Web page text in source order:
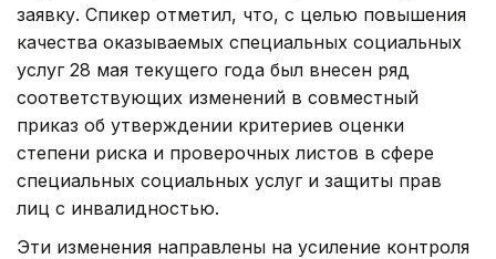
заявку. Спикер отметил, что, с целью повышения
качества оказываемых специальных социальных
услуг 28 мая текущего года был внесен ряд
соответствующих изменений в совместный
приказ об утверждении критериев оценки
степени риска и проверочных листов в сфере
специальных социальных услуг и защиты прав
лиц с инвалидностью.
Эти изменения направлены на усиление контроля